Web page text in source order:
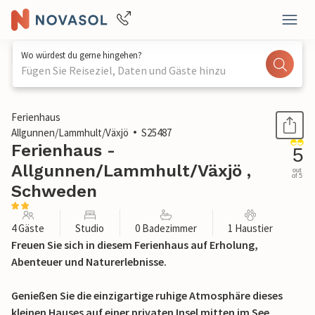
Wo würdest du gerne hingehen?
Fügen Sie Reiseziel, Daten und Gäste hinzu
1 / 23
Ferienhaus
Allgunnen/Lammhult/Växjö
S25487
Ferienhaus -
Allgunnen/Lammhult/Växjö ,
Schweden
5
out
of 5
4 Gäste Studio 0 Badezimmer 1 Haustier
Freuen Sie sich in diesem Ferienhaus auf Erholung,
Abenteuer und Naturerlebnisse.
Genießen Sie die einzigartige ruhige Atmosphäre dieses